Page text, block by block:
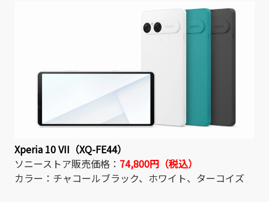
Xperia 10 VII（XQ-FE44）
ソニーストア販売価格： 74,800円（税込）
カラー：チャコールブラック、ホワイト、ターコイズ